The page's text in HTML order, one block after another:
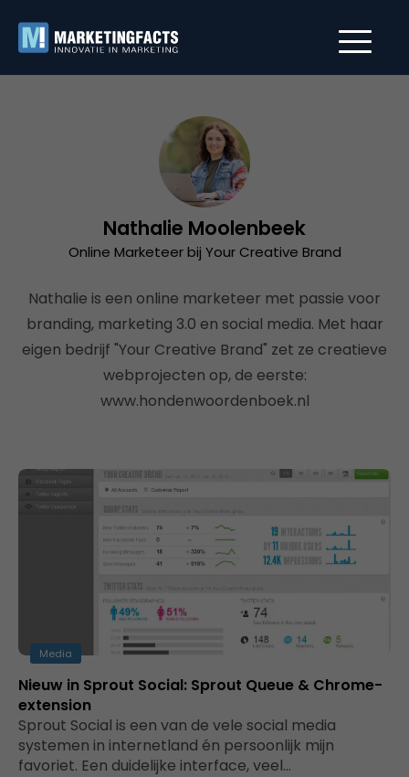
Nathalie Moolenbeek
Online Marketeer bij Your Creative Brand
Nathalie is een online marketeer met passie voor
branding, marketing 3.0 en social media. Met haar
eigen bedrijf "Your Creative Brand" zet ze creatieve
webprojecten op, de eerste:
www.hondenwoordenboek.nl
Media
Nieuw in Sprout Social: Sprout Queue & Chrome-
extension
Sprout Social is een van de vele social media
systemen in internetland én persoonlijk mijn
favoriet. Een duidelijke interface, veel…